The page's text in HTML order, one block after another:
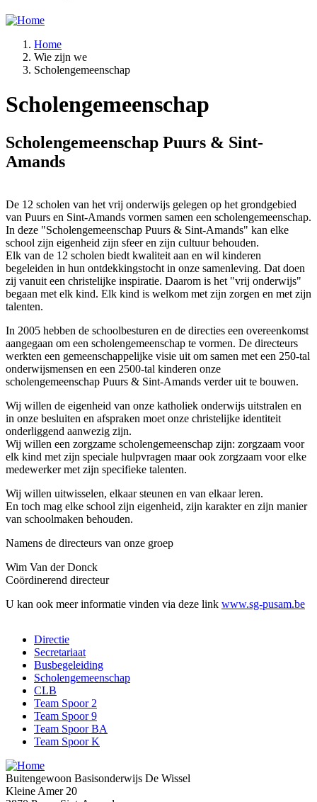
Kruimelpad
Home
Wie zijn we
Scholengemeenschap
Scholengemeenschap
Scholengemeenschap Puurs & Sint-
Amands
De 12 scholen van het vrij onderwijs gelegen op het grondgebied
van Puurs en Sint-Amands vormen samen een scholengemeenschap.
In deze "Scholengemeenschap Puurs & Sint-Amands" kan elke
school zijn eigenheid zijn sfeer en zijn cultuur behouden.
Elk van de 12 scholen biedt kwaliteit aan en wil kinderen
begeleiden in hun ontdekkingstocht in onze samenleving. Dat doen
zij vanuit een christelijke inspiratie. Daarom is het "vrij onderwijs"
begaan met elk kind. Elk kind is welkom met zijn zorgen en met zijn
talenten.
In 2005 hebben de schoolbesturen en de directies een overeenkomst
aangegaan om een scholengemeenschap te vormen. De directeurs
werkten een gemeenschappelijke visie uit om samen met een 250-tal
onderwijsmensen en een 2500-tal kinderen onze
scholengemeenschap Puurs & Sint-Amands verder uit te bouwen.
Wij willen de eigenheid van onze katholiek onderwijs uitstralen en
in onze besluiten en afspraken moet onze christelijke identiteit
onderliggend aanwezig zijn.
Wij willen een zorgzame scholengemeenschap zijn: zorgzaam voor
elk kind met zijn speciale hulpvragen maar ook zorgzaam voor elke
medewerker met zijn specifieke talenten.
Wij willen uitwisselen, elkaar steunen en van elkaar leren.
En toch mag elke school zijn eigenheid, zijn karakter en zijn manier
van schoolmaken behouden.
Namens de directeurs van onze groep
Wim Van der Donck
Coördinerend directeur
U kan ook meer informatie vinden via deze link www.sg-pusam.be
Sidebar
nav
Directie
Secretariaat
Busbegeleiding
Scholengemeenschap
CLB
Team Spoor 2
Team Spoor 9
Team Spoor BA
Team Spoor K
Buitengewoon Basisonderwijs De Wissel
Kleine Amer 20